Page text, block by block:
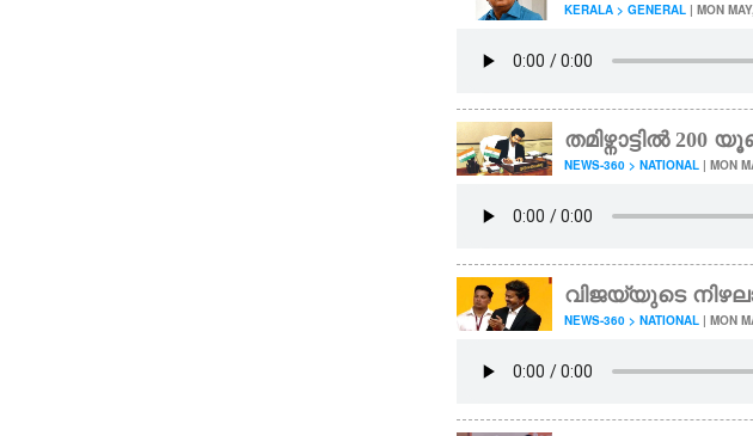
KERALA > GENERAL| MON
തമിഴ്നാട്ടിൽ
NEWS-360 > NATIONAL| MON
വിജയ്‌യുടെ
NEWS-360 > NATIONAL| MON